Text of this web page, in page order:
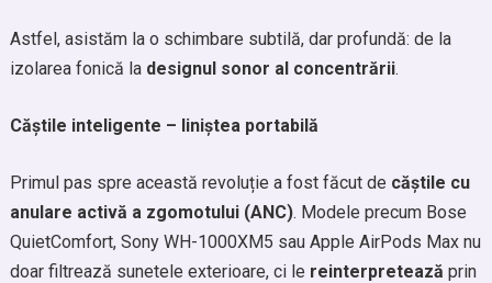
Astfel, asistăm la o schimbare subtilă, dar profundă: de la
izolarea fonică la designul sonor al concentrării.
Căștile inteligente – liniștea portabilă
Primul pas spre această revoluție a fost făcut de căștile cu
anulare activă a zgomotului (ANC). Modele precum Bose
QuietComfort, Sony WH-1000XM5 sau Apple AirPods Max nu
doar filtrează sunetele exterioare, ci le reinterpretează prin